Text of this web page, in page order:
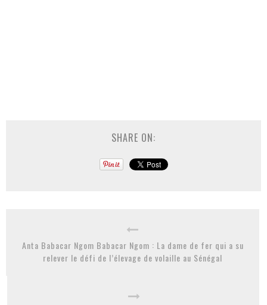
SHARE ON:
Anta Babacar Ngom Babacar Ngom : La dame de fer qui a su
relever le défi de l’élevage de volaille au Sénégal